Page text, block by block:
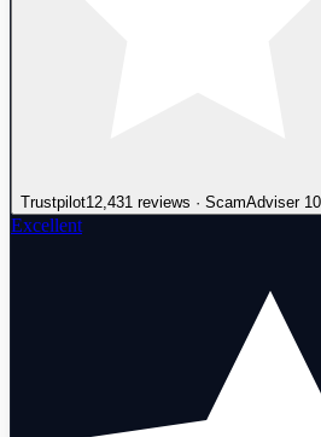
Trustpilot12,431 reviews · ScamAdviser
Excellent